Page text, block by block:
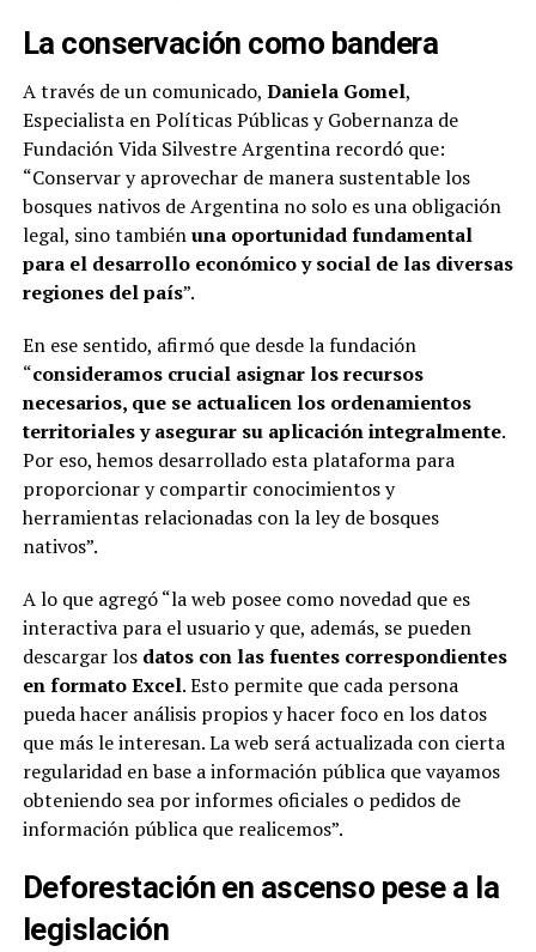
La conservación como bandera
A través de un comunicado, Daniela Gomel,
Especialista en Políticas Públicas y Gobernanza de
Fundación Vida Silvestre Argentina recordó que:
“Conservar y aprovechar de manera sustentable los
bosques nativos de Argentina no solo es una obligación
legal, sino tambiénuna oportunidad fundamental
para el desarrollo económico y social de las diversas
regiones del país”.
En ese sentido, afirmó que desde la fundación
“consideramos crucial asignar los recursos
necesarios, que se actualicen los ordenamientos
territoriales y asegurar su aplicación integralmente.
Por eso, hemos desarrollado esta plataforma para
proporcionar y compartir conocimientos y
herramientas relacionadas con la ley de bosques
nativos”.
A lo que agregó “la web posee como novedad que es
interactiva para el usuario y que, además, se pueden
descargar los datos con las fuentes correspondientes
en formato Excel. Esto permite que cada persona
pueda hacer análisis propios y hacer foco en los datos
que más le interesan. La web será actualizada con cierta
regularidad en base a información pública que vayamos
obteniendo sea por informes oficiales o pedidos de
información pública que realicemos”.
Deforestación en ascenso pese a la
legislación